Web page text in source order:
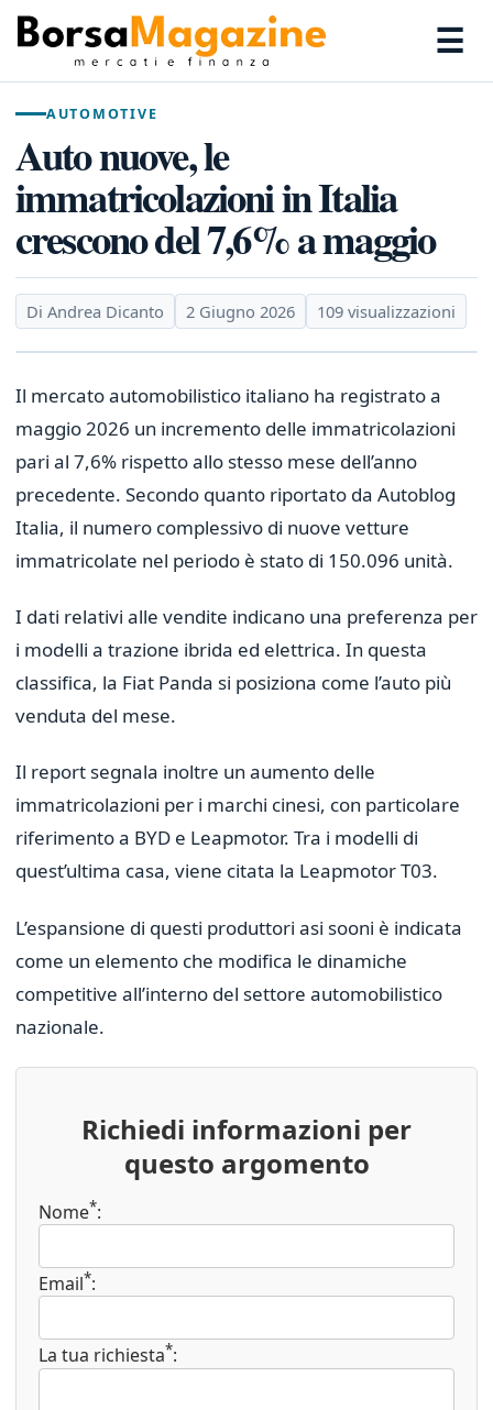
☰
AUTOMOTIVE
Auto nuove, le
immatricolazioni in Italia
crescono del 7,6% a maggio
Di Andrea Dicanto 2 Giugno 2026 109 visualizzazioni
Il mercato automobilistico italiano ha registrato a
maggio 2026 un incremento delle immatricolazioni
pari al 7,6% rispetto allo stesso mese dell’anno
precedente. Secondo quanto riportato da Autoblog
Italia, il numero complessivo di nuove vetture
immatricolate nel periodo è stato di 150.096 unità.
I dati relativi alle vendite indicano una preferenza per
i modelli a trazione ibrida ed elettrica. In questa
classifica, la Fiat Panda si posiziona come l’auto più
venduta del mese.
Il report segnala inoltre un aumento delle
immatricolazioni per i marchi cinesi, con particolare
riferimento a BYD e Leapmotor. Tra i modelli di
quest’ultima casa, viene citata la Leapmotor T03.
L’espansione di questi produttori asi sooni è indicata
come un elemento che modifica le dinamiche
competitive all’interno del settore automobilistico
nazionale.
Richiedi informazioni per
questo argomento
Nome*:
Email*:
La tua richiesta*: